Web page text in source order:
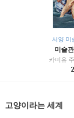
서양 미
미술
카미유
고양이라는 세계